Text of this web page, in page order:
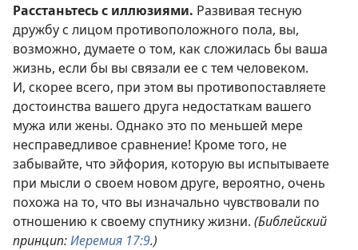
Расстаньтесь с иллюзиями. Развивая тесную
дружбу с лицом противоположного пола, вы,
возможно, думаете о том, как сложилась бы ваша
жизнь, если бы вы связали ее с тем человеком.
И, скорее всего, при этом вы противопоставляете
достоинства вашего друга недостаткам вашего
мужа или жены. Однако это по меньшей мере
несправедливое сравнение! Кроме того, не
забывайте, что эйфория, которую вы испытываете
при мысли о своем новом друге, вероятно, очень
похожа на то, что вы изначально чувствовали по
отношению к своему спутнику жизни. (Библейский
принцип:Иеремия 17:9.)